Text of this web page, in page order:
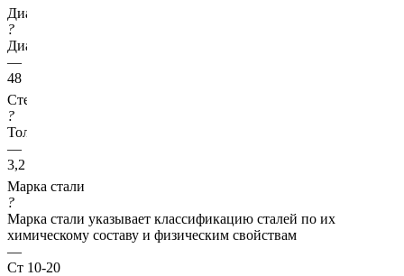
Диаметр трубы, мм
?
Диаметр основной трубы
—
48
Стенка трубы, мм
?
Толщина стенки несущей трубы
—
3,2
Марка стали
?
Марка стали указывает классификацию сталей по их
химическому составу и физическим свойствам
—
Ст 10-20